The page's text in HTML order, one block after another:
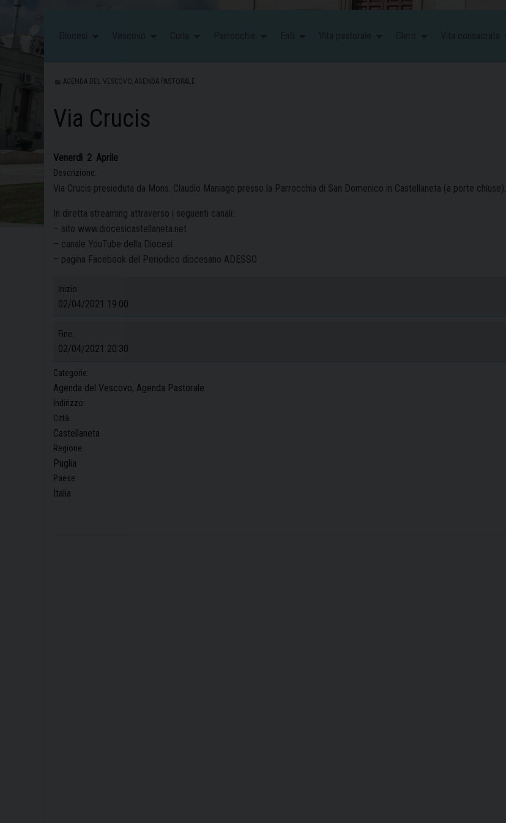
AGENDA DEL VESCOVO AGENDA PASTORALE
Via Crucis
Venerdì 2 Aprile
Descrizione:
Via Crucis presieduta da Mons. Claudio Maniago presso la Parrocchia di San Domenico in Castellaneta (a porte chiuse).
In diretta streaming attraverso i seguenti canali:
– sito www.diocesicastellaneta.net
– canale YouTube della Diocesi
– pagina Facebook del Periodico diocesano ADESSO
Inizio:
02/04/2021 19:00
Fine:
02/04/2021 20:30
Categorie:
Agenda del Vescovo, Agenda Pastorale
Indirizzo:
Città:
Castellaneta
Regione:
Puglia
Paese:
Italia